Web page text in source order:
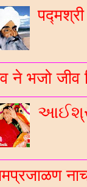
चारणी
ने भजो जीव